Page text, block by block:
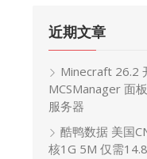
近期文章
Minecraft 26.2
MCSManager 面
服务器
酷鸭数据 美国
核1G 5M 仅需